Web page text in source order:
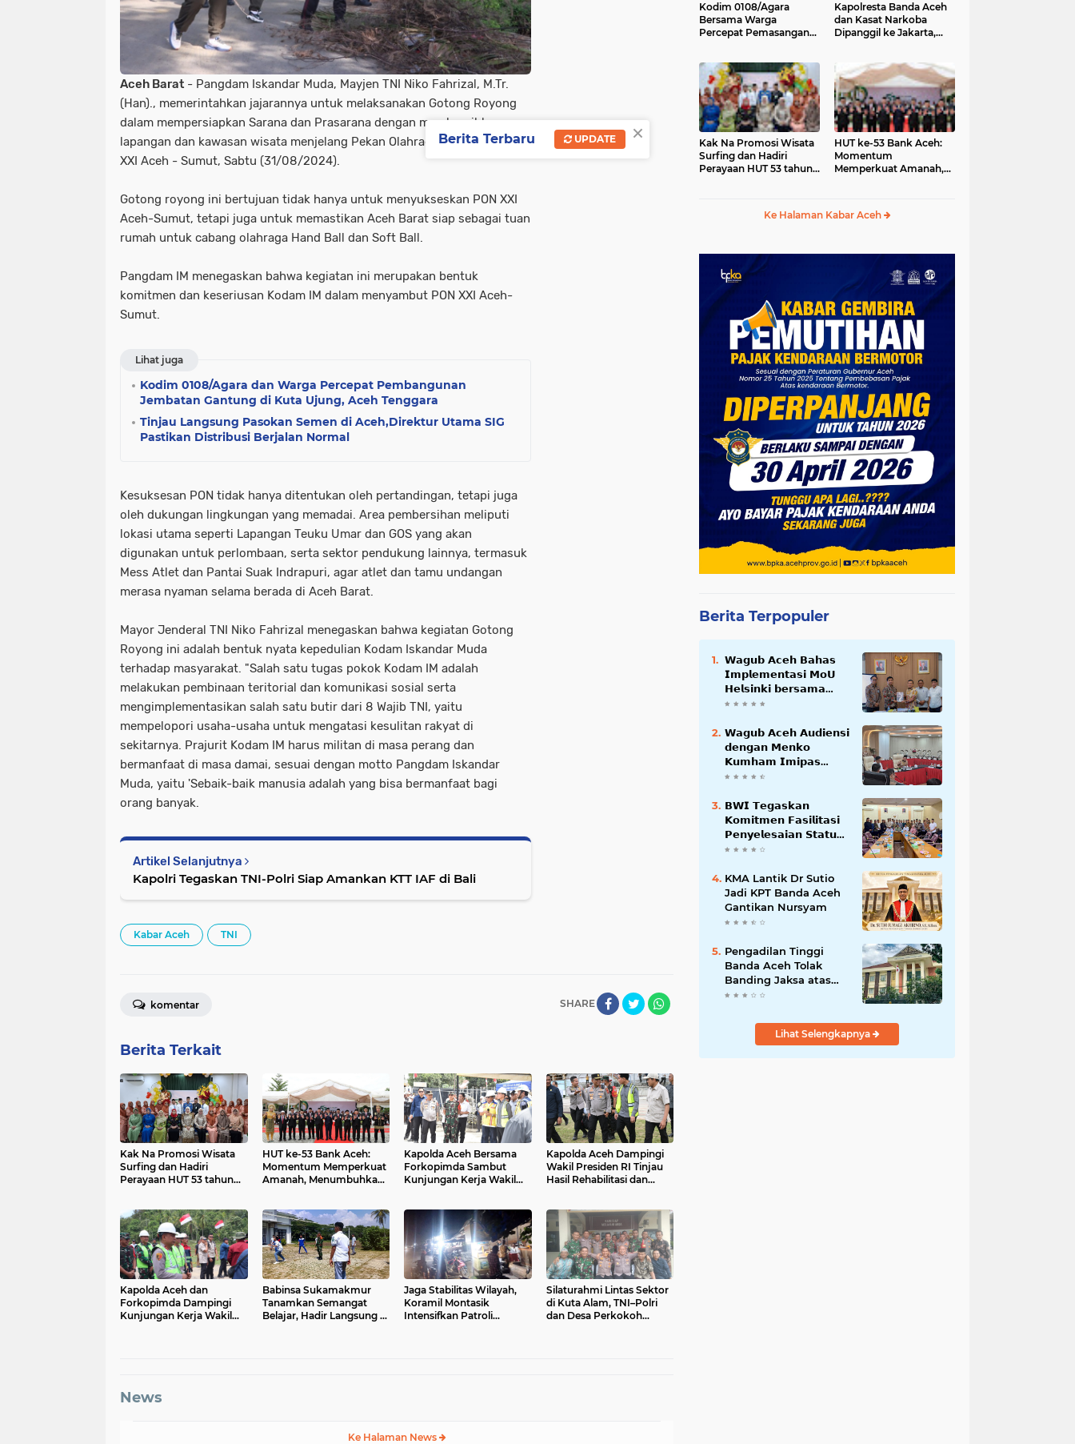
Aceh Barat - Pangdam Iskandar Muda, Mayjen TNI Niko Fahrizal, M.Tr.
(Han)., memerintahkan jajarannya untuk melaksanakan Gotong Royong
dalam mempersiapkan Sarana dan Prasarana dengan membersihkan
lapangan dan kawasan wisata menjelang Pekan Olahraga Nasional (PON)
XXI Aceh - Sumut, Sabtu (31/08/2024).
Gotong royong ini bertujuan tidak hanya untuk menyukseskan PON XXI
Aceh-Sumut, tetapi juga untuk memastikan Aceh Barat siap sebagai tuan
rumah untuk cabang olahraga Hand Ball dan Soft Ball.
Pangdam IM menegaskan bahwa kegiatan ini merupakan bentuk
komitmen dan keseriusan Kodam IM dalam menyambut PON XXI Aceh-
Sumut.
Lihat juga
Kodim 0108/Agara dan Warga Percepat Pembangunan
Jembatan Gantung di Kuta Ujung, Aceh Tenggara
Tinjau Langsung Pasokan Semen di Aceh,Direktur Utama SIG
Pastikan Distribusi Berjalan Normal
Kesuksesan PON tidak hanya ditentukan oleh pertandingan, tetapi juga
oleh dukungan lingkungan yang memadai. Area pembersihan meliputi
lokasi utama seperti Lapangan Teuku Umar dan GOS yang akan
digunakan untuk perlombaan, serta sektor pendukung lainnya, termasuk
Mess Atlet dan Pantai Suak Indrapuri, agar atlet dan tamu undangan
merasa nyaman selama berada di Aceh Barat.
Mayor Jenderal TNI Niko Fahrizal menegaskan bahwa kegiatan Gotong
Royong ini adalah bentuk nyata kepedulian Kodam Iskandar Muda
terhadap masyarakat. "Salah satu tugas pokok Kodam IM adalah
melakukan pembinaan teritorial dan komunikasi sosial serta
mengimplementasikan salah satu butir dari 8 Wajib TNI, yaitu
mempelopori usaha-usaha untuk mengatasi kesulitan rakyat di
sekitarnya. Prajurit Kodam IM harus militan di masa perang dan
bermanfaat di masa damai, sesuai dengan motto Pangdam Iskandar
Muda, yaitu 'Sebaik-baik manusia adalah yang bisa bermanfaat bagi
orang banyak.
Artikel Selanjutnya
Kapolri Tegaskan TNI-Polri Siap Amankan KTT IAF di Bali
Kabar Aceh TNI
SHARE
komentar
Berita Terkait
Kak Na Promosi Wisata
Surfing dan Hadiri
Perayaan HUT 53 tahun
HUT ke-53 Bank Aceh:
Momentum Memperkuat
Amanah, Menumbuhkan
Kapolda Aceh Bersama
Forkopimda Sambut
Kunjungan Kerja Wakil
Kapolda Aceh Dampingi
Wakil Presiden RI Tinjau
Hasil Rehabilitasi dan
Kendawi, Gayo Lues
Kapolda Aceh dan
Forkopimda Dampingi
Kunjungan Kerja Wakil
Babinsa Sukamakmur
Tanamkan Semangat
Belajar, Hadir Langsung di
Jaga Stabilitas Wilayah,
Koramil Montasik
Intensifkan Patroli
Silaturahmi Lintas Sektor
di Kuta Alam, TNI–Polri
dan Desa Perkokoh
News
Ke Halaman News
Kodim 0108/Agara
Bersama Warga
Percepat Pemasangan
Ger-Ger Aceh Tenggara
Kapolresta Banda Aceh
dan Kasat Narkoba
Dipanggil ke Jakarta,
Kak Na Promosi Wisata
Surfing dan Hadiri
Perayaan HUT 53 tahun
HUT ke-53 Bank Aceh:
Momentum
Memperkuat Amanah,
Ke Halaman Kabar Aceh
Berita Terpopuler
𝗪𝗮𝗴𝘂𝗯 𝗔𝗰𝗲𝗵 𝗕𝗮𝗵𝗮𝘀
𝗜𝗺𝗽𝗹𝗲𝗺𝗲𝗻𝘁𝗮𝘀𝗶 𝗠𝗼𝗨
𝗛𝗲𝗹𝘀𝗶𝗻𝗸𝗶 𝗯𝗲𝗿𝘀𝗮𝗺𝗮
𝗦𝗲𝗸𝗿𝗲𝘁𝗮𝗿𝗶𝗮𝘁 𝗡𝗲𝗴𝗮𝗿𝗮
𝗪𝗮𝗴𝘂𝗯 𝗔𝗰𝗲𝗵 𝗔𝘂𝗱𝗶𝗲𝗻𝘀𝗶
𝗱𝗲𝗻𝗴𝗮𝗻 𝗠𝗲𝗻𝗸𝗼
𝗞𝘂𝗺𝗵𝗮𝗺 𝗜𝗺𝗶𝗽𝗮𝘀
𝗧𝗲𝗿𝗸𝗮𝗶𝘁 𝗦𝘁𝗮𝘁𝘂𝘀 𝗪𝗮𝗸𝗮𝗳
𝗕𝗪𝗜 𝗧𝗲𝗴𝗮𝘀𝗸𝗮𝗻
𝗞𝗼𝗺𝗶𝘁𝗺𝗲𝗻 𝗙𝗮𝘀𝗶𝗹𝗶𝘁𝗮𝘀𝗶
𝗣𝗲𝗻𝘆𝗲𝗹𝗲𝘀𝗮𝗶𝗮𝗻 𝗦𝘁𝗮𝘁𝘂𝘀
𝗪𝗮𝗸𝗮𝗳 𝗕𝗹𝗮𝗻𝗴 𝗣𝗮𝗱𝗮𝗻𝗴
KMA Lantik Dr Sutio
Jadi KPT Banda Aceh
Gantikan Nursyam
Pengadilan Tinggi
Banda Aceh Tolak
Banding Jaksa atas
Putusan Bebas Kasus
Lihat Selengkapnya
×
Berita Terbaru UPDATE